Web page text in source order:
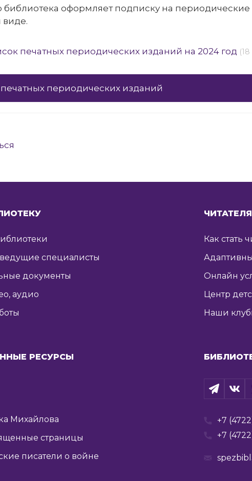
библиотека оформляет подписку на периодические
виде.
печатных периодических изданий на 2024 год
периодических изданий
специалисты
документы
аудио
Как стать
Онлайн
Центр
Наши
РЕСУРСЫ
Михайлова
страницы
писатели о войне
+7
+7